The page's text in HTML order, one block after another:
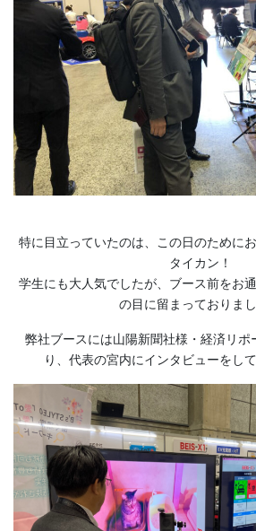
特に目立っていたのは、この日のために
タイカン！
学生にも大人気でしたが、ブース前をお
の目に留まっておりまし
弊社ブースには山陽新聞社様・経済リポ
り、代表の宮内にインタビューをし